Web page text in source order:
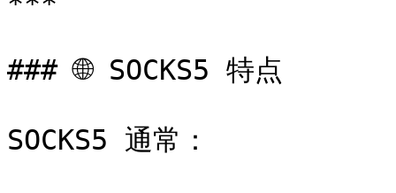
### 🌐 SOCKS5 特点
SOCKS5 通常：